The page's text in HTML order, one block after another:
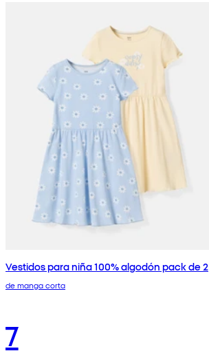
Vestidos para niña 100% algodón pack de 2
de manga corta
7